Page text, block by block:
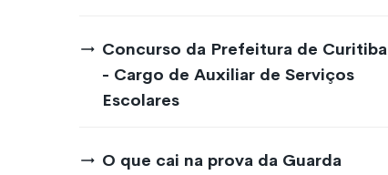
Concurso da Prefeitura de Curitiba
- Cargo de Auxiliar de Serviços
Escolares
O que cai na prova da Guarda